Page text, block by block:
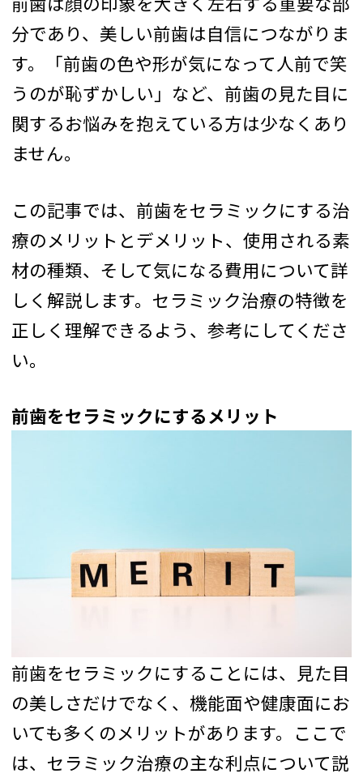
分であり、美しい前歯は自信につながりま
す。「前歯の色や形が気になって人前で笑
うのが恥ずかしい」など、前歯の見た目に
関するお悩みを抱えている方は少なくあり
ません。
この記事では、前歯をセラミックにする治
療のメリットとデメリット、使用される素
材の種類、そして気になる費用について詳
しく解説します。セラミック治療の特徴を
正しく理解できるよう、参考にしてくださ
い。
前歯をセラミックにするメリット
前歯をセラミックにすることには、見た目
の美しさだけでなく、機能面や健康面にお
いても多くのメリットがあります。ここで
は、セラミック治療の主な利点について説